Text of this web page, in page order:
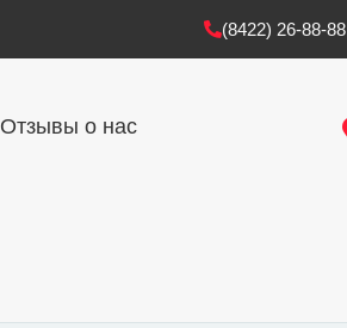
(8422) 26-88-88
Отзывы о нас